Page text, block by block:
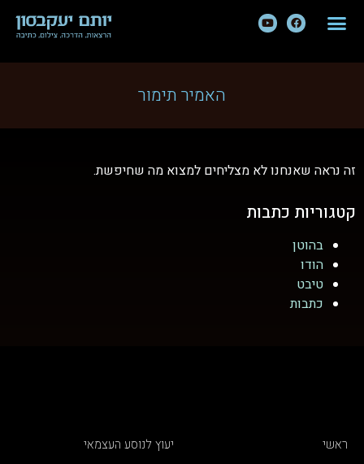
האמיר תימור
זה נראה שאנחנו לא מצליחים למצוא מה שחיפשת.
קטגוריות כתבות
בהוטן
הודו
טיבט
כתבות
ראשי
יעוץ לנוסע העצמאי